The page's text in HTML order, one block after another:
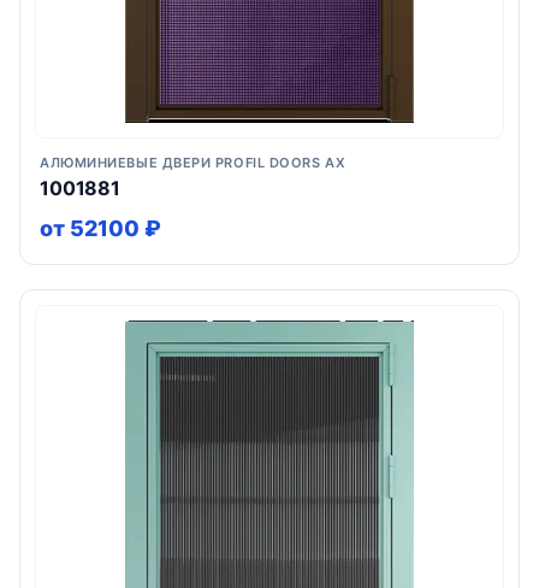
АЛЮМИНИЕВЫЕ ДВЕРИ PROFIL DOORS AX
1001881
от 52100 ₽